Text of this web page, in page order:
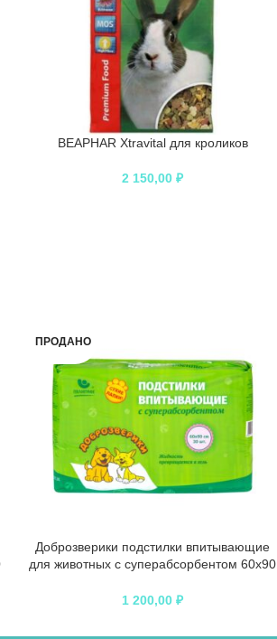
BEAPHAR Хtravital для кроликов
2 150,00₽
ПРОДАНО
Доброзверики подстилки впитывающие
для животных с суперабсорбентом 60х90
1 200,00₽